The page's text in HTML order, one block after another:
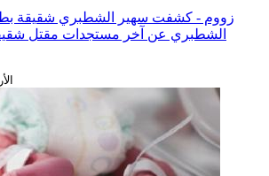
زووم - كشفت سهير الشطبري شقيقة
الشطبري عن آخر مستجدات مقتل